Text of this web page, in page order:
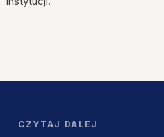
CZYTAJ DALEJ